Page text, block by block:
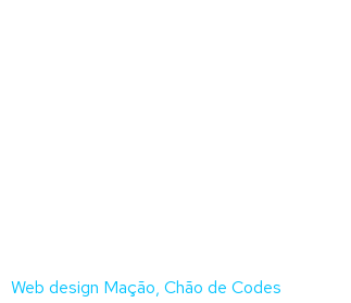
Web design Mação, Chão de Codes